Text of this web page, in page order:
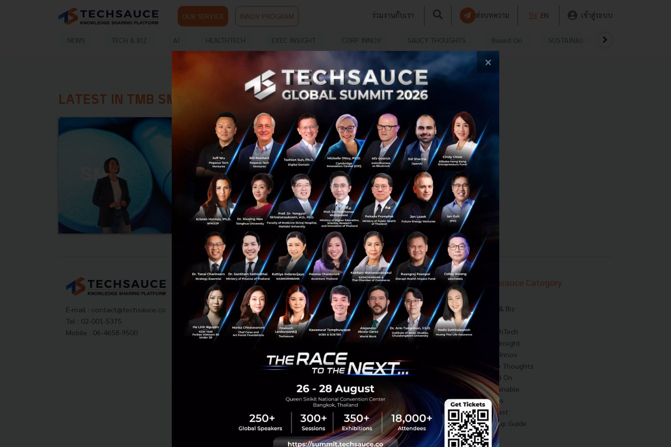
OUR SERVICE INNOV PROGRAM ร่วมงานกับเรา ส่งบทความ TH EN เข้าสู่ระบบ
NEWS TECH & BIZ AI HEALTHTECH EXEC INSIGHT CORP INNOV SAUCY THOUGHTS Based On SUSTAINABLE
LATEST IN TMB SME
TMB SME แถลงวิสัยทัศน์การดำเนินธุรกิจในปี
2019 เผย 3 ดิจิทัลโซลูชันสุดล้ำ เพื่อ SME ไทยเติบโต
TMB SME เผยทิศทางการดำเนินธุรกิจในปี 2019 เน้นตอบ
โจทย์ รู้จริงแก้ปัญหาหลักของ SME ไทย ทั้งปัญหาเรื่องการ
จัดการธุรกรรมการเงิน การบริหารจัดการพนักงาน และการเข้า
ถึงแหล่งเงินทุน เพื่อค...
มีนาคม 25, 2019| ByTechsauce Team
70
PR News SME TMB SME
E-mail : contact@techsauce.co
Tel : 02-001-5375
Mobile : 06-4658-9500
Techsauce Media
About Techsauce
Techsauce Services
Privacy Policy
ส่งบทความ
Techsauce Global Summit
Trending Tags
Corporate Innovation
Digital Transformation
E-Commerce
Startup
Technology
Techsauce Category
News
Tech & Biz
HealthTech
Exec Insight
Corp Innov
Saucy Thoughts
Based On
Sustainable
Videos
Podcast
Startup Guide
×